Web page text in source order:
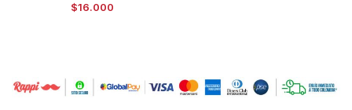
$16.000